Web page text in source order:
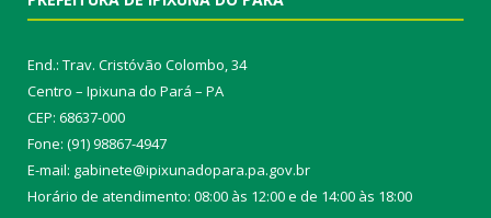
End.: Trav. Cristóvão Colombo, 34
Centro – Ipixuna do Pará – PA
CEP: 68637-000
Fone: (91) 98867-4947
E-mail: gabinete@ipixunadopara.pa.gov.br
Horário de atendimento: 08:00 às 12:00 e de 14:00 às 18:00